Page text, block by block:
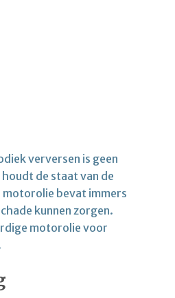
verversen is geen
de staat van de
bevat immers
kunnen zorgen.
motorolie voor